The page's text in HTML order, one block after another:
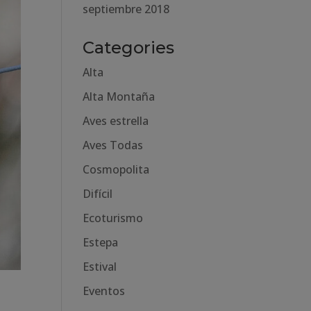
septiembre 2018
Categories
Alta
Alta Montaña
Aves estrella
Aves Todas
Cosmopolita
Difícil
Ecoturismo
Estepa
Estival
Eventos